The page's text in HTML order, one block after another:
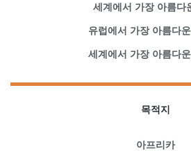
세계에서 가장 아름다
유럽에서 가장 아름다
세계에서 가장 아름다
목적지
아프리카